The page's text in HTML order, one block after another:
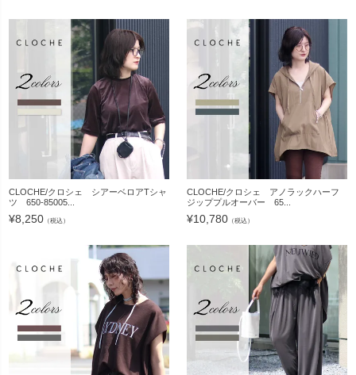
CLOCHE/クロシェ シアーベロアTシャ
ツ 650-85005...
¥8,250 （税込）
CLOCHE/クロシェ アノラックハーフ
ジッププルオーバー 65...
¥10,780 （税込）